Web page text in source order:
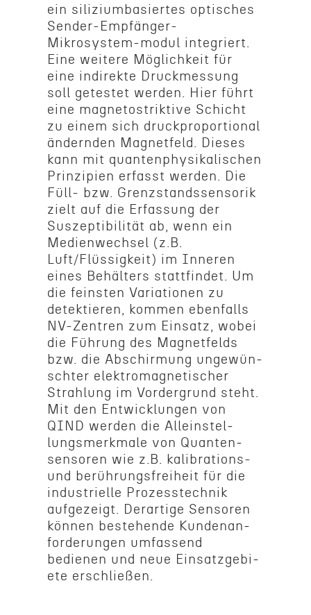
ein siliz­ium­basiertes optis­ches
Sender-Empfänger-
Mikrosystem-modul integri­ert.
Eine weitere Möglichkeit für
eine indirekte Druckmes­sung
soll getestet werden. Hier führt
eine magne­tostrik­tive Schicht
zu einem sich druck­pro­por­tional
ändern­den Magnet­feld. Dieses
kann mit quanten­physikalis­chen
Prinzip­ien erfasst werden. Die
Füll- bzw. Grenz­s­tandssen­sorik
zielt auf die Erfas­sung der
Suszep­ti­bil­ität ab, wenn ein
Medien­wech­sel (z.B.
Luft/Flüssigkeit) im Inneren
eines Behäl­ters stattfindet. Um
die feinsten Varia­tio­nen zu
detek­tieren, kommen ebenfalls
NV-Zentren zum Einsatz, wobei
die Führung des Magnet­felds
bzw. die Abschir­mung ungewün­
schter elektro­mag­netis­cher
Strahlung im Vorder­grund steht.
Mit den Entwick­lun­gen von
QIND werden die Allein­stel­
lungsmerk­male von Quanten­
sensoren wie z.B. kalibrations-
und berührungs­frei­heit für die
indus­trielle Prozesstech­nik
aufgezeigt. Derar­tige Sensoren
können beste­hende Kunde­nan­
forderun­gen umfassend
bedienen und neue Einsatzge­bi­
ete erschließen.